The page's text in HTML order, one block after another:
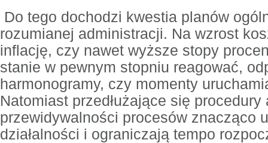
Do tego dochodzi kwestia planów
rozumianej administracji. Na wzrost
inflację, czy nawet wyższe stopy
stanie w pewnym stopniu reagować,
harmonogramy, czy momenty
Natomiast przedłużające się
przewidywalności procesów znacząco
działalności i ograniczają tempo